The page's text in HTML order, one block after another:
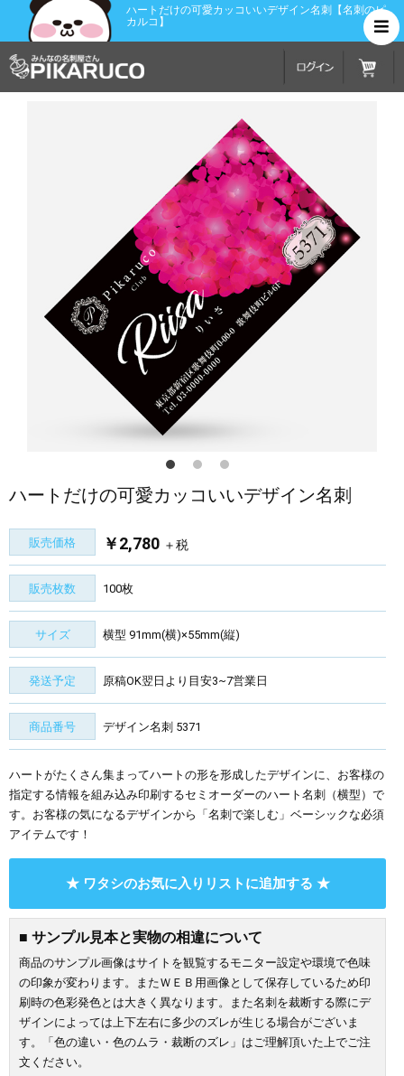
ハートだけの可愛カッコいいデザイン名刺【名刺のピ
カルコ】
ハートだけの可愛カッコいいデザイン名刺
販売価格 ￥2,780 ＋税
販売枚数 100枚
サイズ 横型 91mm(横)×55mm(縦)
発送予定 原稿OK翌日より目安3~7営業日
商品番号 デザイン名刺 5371
ハートがたくさん集まってハートの形を形成したデザインに、お客様の
指定する情報を組み込み印刷するセミオーダーのハート名刺（横型）で
す。お客様の気になるデザインから「名刺で楽しむ」ベーシックな必須
アイテムです！
★ ワタシのお気に入りリストに追加する ★
■ サンプル見本と実物の相違について
商品のサンプル画像はサイトを観覧するモニター設定や環境で色味
の印象が変わります。またＷＥＢ用画像として保存しているため印
刷時の色彩発色とは大きく異なります。また名刺を裁断する際にデ
ザインによっては上下左右に多少のズレが生じる場合がございま
す。「色の違い・色のムラ・裁断のズレ」はご理解頂いた上でご注
文ください。